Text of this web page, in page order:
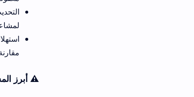
لمشاعرك بناءً على
مقارنة بتطبيقات ثانية.
⚠️ أبرز المشكلات الشائعة